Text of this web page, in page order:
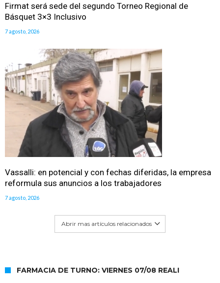
Firmat será sede del segundo Torneo Regional de
Básquet 3×3 Inclusivo
7 agosto, 2026
Vassalli: en potencial y con fechas diferidas, la empresa
reformula sus anuncios a los trabajadores
7 agosto, 2026
Abrir mas artículos relacionados
FARMACIA DE TURNO: VIERNES 07/08 REALI